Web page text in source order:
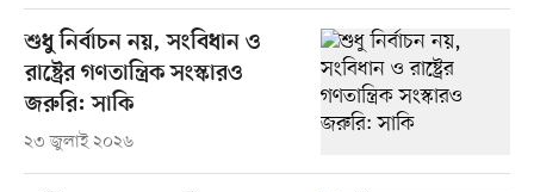
শুধু নির্বাচন নয়, সংবিধান ও
রাষ্ট্রের গণতান্ত্রিক সংস্কারও
জরুরি: সাকি
২৩ জুলাই ২০২৬